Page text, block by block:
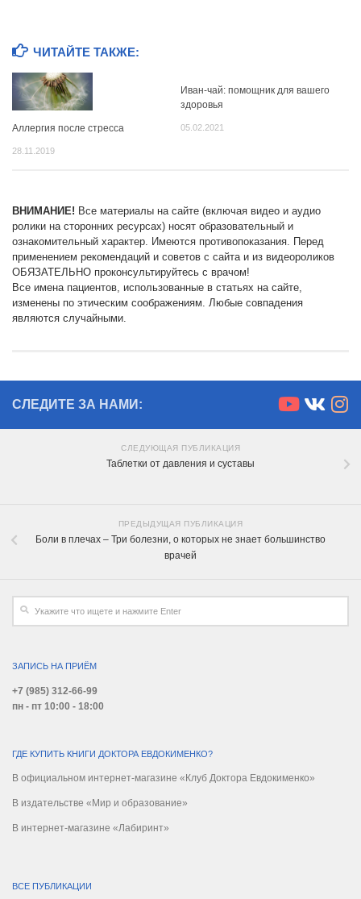
ЧИТАЙТЕ ТАКЖЕ:
Аллергия после стресса
28.11.2019
Иван-чай: помощник для вашего
здоровья
05.02.2021
ВНИМАНИЕ! Все материалы на сайте (включая видео и аудио
ролики на сторонних ресурсах) носят образовательный и
ознакомительный характер. Имеются противопоказания. Перед
применением рекомендаций и советов с сайта и из видеороликов
ОБЯЗАТЕЛЬНО проконсультируйтесь с врачом!
Все имена пациентов, использованные в статьях на сайте,
изменены по этическим соображениям. Любые совпадения
являются случайными.
СЛЕДИТЕ ЗА НАМИ:
СЛЕДУЮЩАЯ ПУБЛИКАЦИЯ
Таблетки от давления и суставы
ПРЕДЫДУЩАЯ ПУБЛИКАЦИЯ
Боли в плечах – Три болезни, о которых не знает большинство
врачей
ЗАПИСЬ НА ПРИЁМ
+7 (985) 312-66-99
пн - пт 10:00 - 18:00
ГДЕ КУПИТЬ КНИГИ ДОКТОРА ЕВДОКИМЕНКО?
В официальном интернет-магазине «Клуб Доктора Евдокименко»
В издательстве «Мир и образование»
В интернет-магазине «Лабиринт»
ВСЕ ПУБЛИКАЦИИ